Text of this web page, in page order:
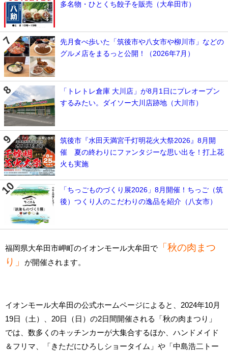
多名物・ひとくち餃子を販売（大牟田市）
先月食べ歩いた「筑後市や八女市や柳川市」などの
グルメ店をまるっと公開！（2026年7月）
「トレトレ倉庫 大川店」が8月1日にプレオープン
するみたい。ダイソー大川店跡地（大川市）
筑後市『水田天満宮千灯明花火大祭2026』8月開
催 夏の終わりにファンタジーな思い出を！打上花
火も実施
「ちっごものづくり展2026」8月開催！ちっご（筑
後）つくり人のこだわりの逸品を紹介（八女市）
福岡県大牟田市岬町のイオンモール大牟田で
「秋の肉まつ
り」
が開催されます。
イオンモール大牟田の公式ホームページによると、2024年10月
19日（土）、20日（日）の2日間開催される「秋の肉まつり」
では、数多くのキッチンカーが大集合するほか、ハンドメイド
＆フリマ、「きただにひろしショータイム」や「中島浩二トー